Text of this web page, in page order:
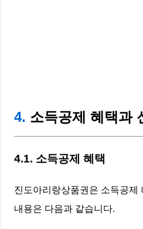
4. 소득공제 혜택과
4.1. 소득공제 혜택
진도아리랑상품권은 소득공제
내용은 다음과 같습니다.